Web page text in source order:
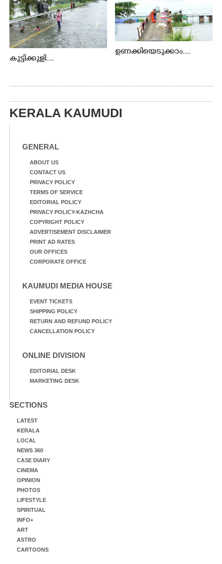
കുട്ടിക്കുളി....
ഉണക്കിയെടുക്കാം....
KERALA KAUMUDI
GENERAL
ABOUT US
CONTACT US
PRIVACY POLICY
TERMS OF SERVICE
EDITORIAL POLICY
PRIVACY POLICY-KAZHCHA
COPYRIGHT POLICY
ADVERTISEMENT DISCLAIMER
PRINT AD RATES
OUR OFFICES
CORPORATE OFFICE
KAUMUDI MEDIA HOUSE
EVENT TICKETS
SHIPPING POLICY
RETURN AND REFUND POLICY
CANCELLATION POLICY
ONLINE DIVISION
EDITORIAL DESK
MARKETING DESK
SECTIONS
LATEST
KERALA
LOCAL
NEWS 360
CASE DIARY
CINEMA
OPINION
PHOTOS
LIFESTYLE
SPIRITUAL
INFO+
ART
ASTRO
CARTOONS